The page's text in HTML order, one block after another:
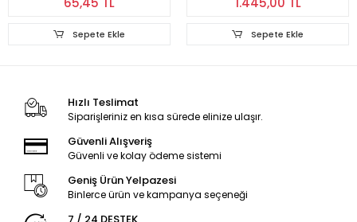
Sepete Ekle Sepete Ekle
Hızlı Teslimat
Siparişleriniz en kısa sürede elinize ulaşır.
Güvenli Alışveriş
Güvenli ve kolay ödeme sistemi
Geniş Ürün Yelpazesi
Binlerce ürün ve kampanya seçeneği